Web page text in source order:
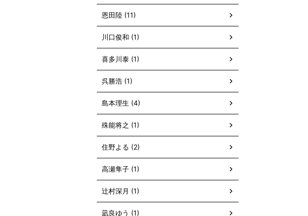
恩田陸 (11)
川口俊和 (1)
喜多川泰 (1)
呉勝浩 (1)
島本理生 (4)
殊能将之 (1)
住野よる (2)
高瀬隼子 (1)
辻村深月 (1)
凪良ゆう (1)